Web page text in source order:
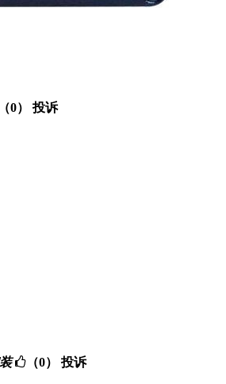
（0） 投诉
（0） 投诉